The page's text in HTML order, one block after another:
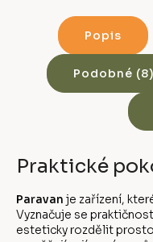
Popis
Podobné (8)
Praktické
Paravan je zařízení,
Vyznačuje se
esteticky rozdělit